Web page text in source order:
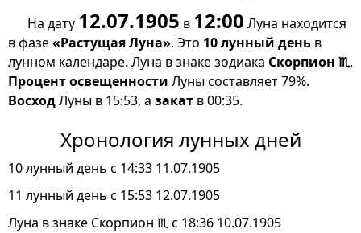
На дату 12.07.1905 в 12:00 Луна находится
в фазе«Растущая Луна». Это 10 лунный день в
лунном календаре. Луна в знаке зодиака Скорпион ♏.
Процент освещенности Луны составляет 79%.
ВосходЛуны в 15:53, а закат в 00:35.
Хронология лунных дней
10 лунный день с 14:33 11.07.1905
11 лунный день с 15:53 12.07.1905
Луна в знаке Скорпион ♏ с 18:36 10.07.1905